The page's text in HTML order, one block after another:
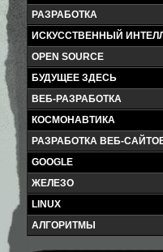
РАЗРАБОТКА
ИСКУССТВЕННЫЙ
OPEN SOURCE
БУДУЩЕЕ ЗДЕСЬ
ВЕБ-РАЗРАБОТКА
КОСМОНАВТИКА
РАЗРАБОТКА ВЕБ-
GOOGLE
ЖЕЛЕЗО
LINUX
АЛГОРИТМЫ